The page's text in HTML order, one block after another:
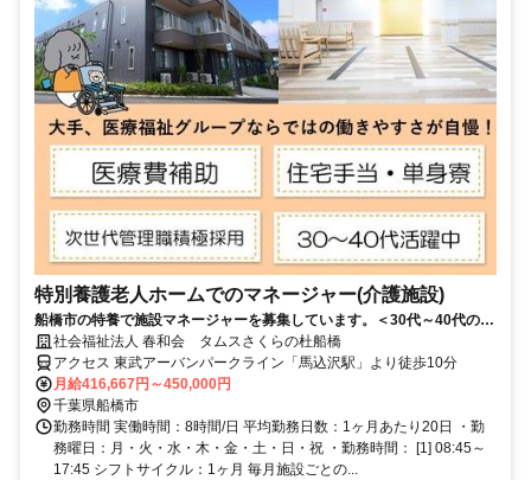
特別養護老人ホームでのマネージャー(介護施設)
船橋市の特養で施設マネージャーを募集しています。＜30代～40代の管
理職も在籍！若手・中堅が活躍できる環境です＞
社会福祉法人 春和会 タムスさくらの杜船橋
アクセス 東武アーバンパークライン「馬込沢駅」より徒歩10分
月給416,667円～450,000円
千葉県船橋市
勤務時間 実働時間：8時間/日 平均勤務日数：1ヶ月あたり20日 ・勤
務曜日：月・火・水・木・金・土・日・祝 ・勤務時間： [1] 08:45～
17:45 シフトサイクル：1ヶ月 毎月施設ごとの...